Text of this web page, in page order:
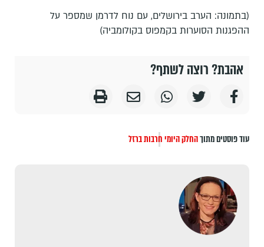
(בתמונה: הערב בירושלים, עם נוח לדרמן שמספר על
ההפגנות הסוערות בקמפוס בקולומביה)
אהבת? רוצה לשתף?
עוד פוסטים מתוךהחלק היומיחרבות ברזל